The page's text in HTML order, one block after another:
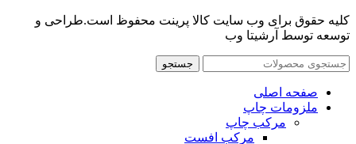
کلیه حقوق برای وب سایت کالا پرینت محفوظ است.طراحی و
توسعه توسط آرشیتا وب
جستجو
صفحه اصلی
ملزومات چاپ
مرکب چاپ
مرکب افست